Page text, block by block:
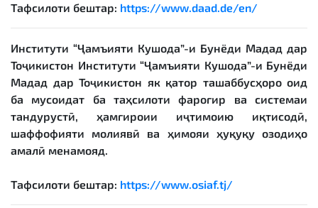
Тафсилоти бештар: https://www.daad.de/en/
Институти “Ҷамъияти Кушода”-и Бунёди Мадад дар
Тоҷикистон Институти “Ҷамъияти Кушода”-и Бунёди
Мадад дар Тоҷикистон як қатор ташаббусҳоро оид
ба мусоидат ба таҳсилоти фарогир ва системаи
тандурустӣ, ҳамгироии иҷтимоию иқтисодӣ,
шаффофияти молиявӣ ва ҳимояи ҳуқуқу озодиҳо
амалӣ менамояд.
Тафсилоти бештар: https://www.osiaf.tj/